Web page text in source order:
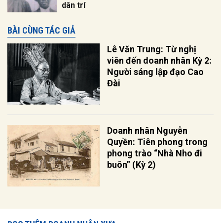
dân trí
BÀI CÙNG TÁC GIẢ
Lê Văn Trung: Từ nghị
viên đến doanh nhân Kỳ 2:
Người sáng lập đạo Cao
Đài
Doanh nhân Nguyễn
Quyền: Tiên phong trong
phong trào “Nhà Nho đi
buôn” (Kỳ 2)